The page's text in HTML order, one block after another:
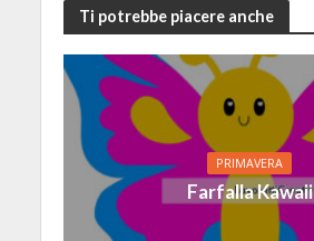
Ti potrebbe piacere anche
PRIMAVERA
Farfalla Kawaii